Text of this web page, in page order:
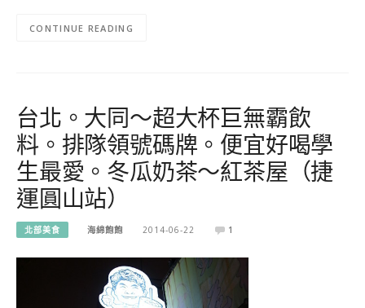
CONTINUE READING
台北。大同～超大杯巨無霸飲
料。排隊領號碼牌。便宜好喝學
生最愛。冬瓜奶茶～紅茶屋（捷
運圓山站）
北部美食 海綿飽飽 2014-06-22 1